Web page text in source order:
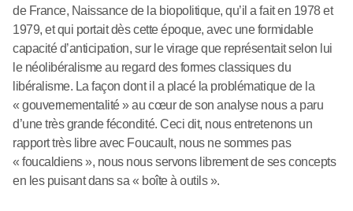
de France, Naissance de la biopolitique, qu’il a fait en 1978 et
1979, et qui portait dès cette époque, avec une formidable
capacité d’anticipation, sur le virage que représentait selon lui
le néolibéralisme au regard des formes classiques du
libéralisme. La façon dont il a placé la problématique de la
« gouvernementalité » au cœur de son analyse nous a paru
d’une très grande fécondité. Ceci dit, nous entretenons un
rapport très libre avec Foucault, nous ne sommes pas
« foucaldiens », nous nous servons librement de ses concepts
en les puisant dans sa « boîte à outils ».